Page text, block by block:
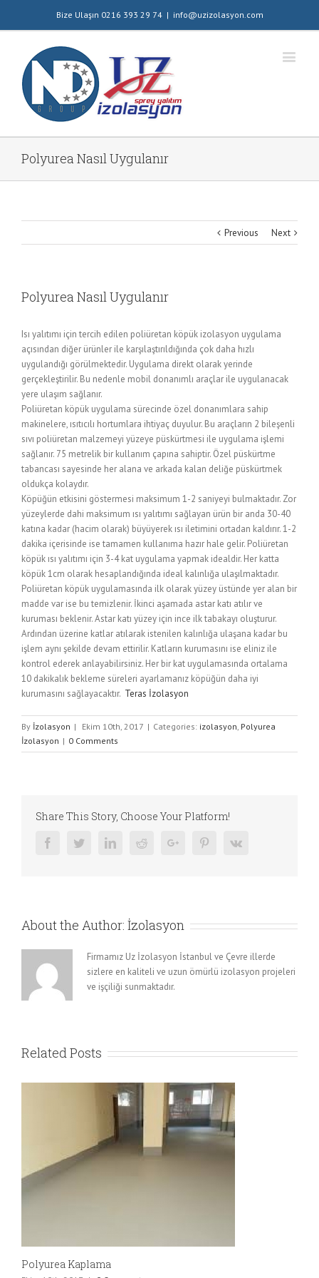
Bize Ulaşın 0216 393 29 74 | info@uzizolasyon.com
Polyurea Nasıl Uygulanır
Previous Next
Polyurea Nasıl Uygulanır
Isı yalıtımı için tercih edilen poliüretan köpük izolasyon uygulama
açısından diğer ürünler ile karşılaştırıldığında çok daha hızlı
uygulandığı görülmektedir. Uygulama direkt olarak yerinde
gerçekleştirilir. Bu nedenle mobil donanımlı araçlar ile uygulanacak
yere ulaşım sağlanır.
Poliüretan köpük uygulama sürecinde özel donanımlara sahip
makinelere, ısıtıcılı hortumlara ihtiyaç duyulur. Bu araçların 2 bileşenli
sıvı poliüretan malzemeyi yüzeye püskürtmesi ile uygulama işlemi
sağlanır. 75 metrelik bir kullanım çapına sahiptir. Özel püskürtme
tabancası sayesinde her alana ve arkada kalan deliğe püskürtmek
oldukça kolaydır.
Köpüğün etkisini göstermesi maksimum 1-2 saniyeyi bulmaktadır. Zor
yüzeylerde dahi maksimum ısı yalıtımı sağlayan ürün bir anda 30-40
katına kadar (hacim olarak) büyüyerek ısı iletimini ortadan kaldırır. 1-2
dakika içerisinde ise tamamen kullanıma hazır hale gelir. Poliüretan
köpük ısı yalıtımı için 3-4 kat uygulama yapmak idealdir. Her katta
köpük 1cm olarak hesaplandığında ideal kalınlığa ulaşılmaktadır.
Poliüretan köpük uygulamasında ilk olarak yüzey üstünde yer alan bir
madde var ise bu temizlenir. İkinci aşamada astar katı atılır ve
kuruması beklenir. Astar katı yüzey için ince ilk tabakayı oluşturur.
Ardından üzerine katlar atılarak istenilen kalınlığa ulaşana kadar bu
işlem aynı şekilde devam ettirilir. Katların kurumasını ise eliniz ile
kontrol ederek anlayabilirsiniz. Her bir kat uygulamasında ortalama
10 dakikalık bekleme süreleri ayarlamanız köpüğün daha iyi
kurumasını sağlayacaktır. Teras İzolasyon
By İzolasyon | Ekim 10th, 2017 | Categories: izolasyon, Polyurea
İzolasyon | 0 Comments
Share This Story, Choose Your Platform!
FacebookTwitterLinkedinRedditGoogle+ PinterestVk
About the Author: İzolasyon
Firmamız Uz İzolasyon İstanbul ve Çevre illerde
sizlere en kaliteli ve uzun ömürlü izolasyon projeleri
ve işçiliği sunmaktadır.
Related Posts
Polyurea Kaplama